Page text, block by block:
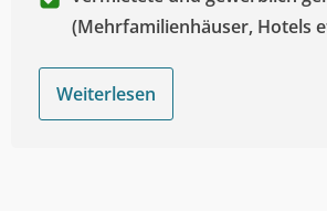
(Mehrfamilienhäuser, Hotels
Weiterlesen